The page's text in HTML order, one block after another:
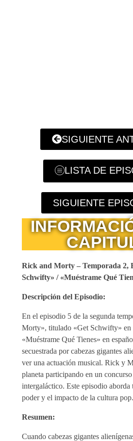
SIGUIENTE
LISTA DE
SIGUIENTE
Rick and Morty – Temporada 2,
Schwifty» / «Muéstrame Qué
Descripción del Episodio:
En el episodio 5 de la segunda
Morty», titulado «Get Schwifty» en
«Muéstrame Qué Tienes» en
secuestrada por cabezas gigantes
ver una actuación musical. Rick y
planeta participando en un
intergaláctico. Este episodio aborda
poder y el impacto de la cultura pop.
Resumen:
Cuando cabezas gigantes